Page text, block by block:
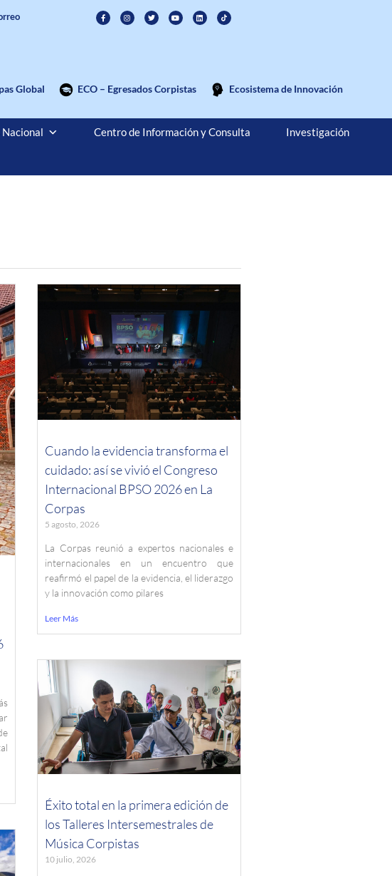
Global ECO – Egresados Corpistas Ecosistema de Innovación
Nacional Centro de Información y Consulta Investigación
Cuando la evidencia transforma el
cuidado: así se vivió el Congreso
Internacional BPSO 2026 en La
Corpas
5 agosto, 2026
La Corpas reunió a expertos nacionales e
internacionales en un encuentro que
reafirmó el papel de la evidencia, el liderazgo
y la innovación como pilares
Leer Más
Éxito total en la primera edición de
los Talleres Intersemestrales de
Música Corpistas
10 julio, 2026